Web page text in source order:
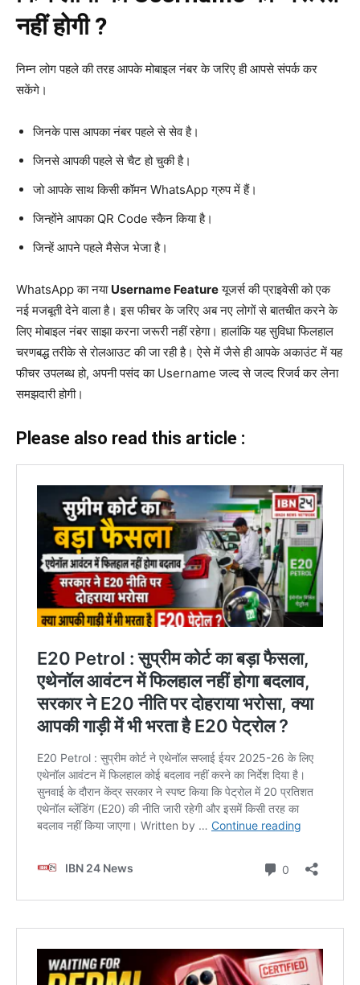
नहीं होगी ?
निम्न लोग पहले की तरह आपके मोबाइल नंबर के जरिए ही आपसे संपर्क कर
सकेंगे।
जिनके पास आपका नंबर पहले से सेव है।
जिनसे आपकी पहले से चैट हो चुकी है।
जो आपके साथ किसी कॉमन WhatsApp ग्रुप में हैं।
जिन्होंने आपका QR Code स्कैन किया है।
जिन्हें आपने पहले मैसेज भेजा है।
WhatsApp का नया Username Featureयूजर्स की प्राइवेसी को एक
नई मजबूती देने वाला है। इस फीचर के जरिए अब नए लोगों से बातचीत करने के
लिए मोबाइल नंबर साझा करना जरूरी नहीं रहेगा। हालांकि यह सुविधा फिलहाल
चरणबद्ध तरीके से रोलआउट की जा रही है। ऐसे में जैसे ही आपके अकाउंट में यह
फीचर उपलब्ध हो, अपनी पसंद का Username जल्द से जल्द रिजर्व कर लेना
समझदारी होगी।
Please also read this article :